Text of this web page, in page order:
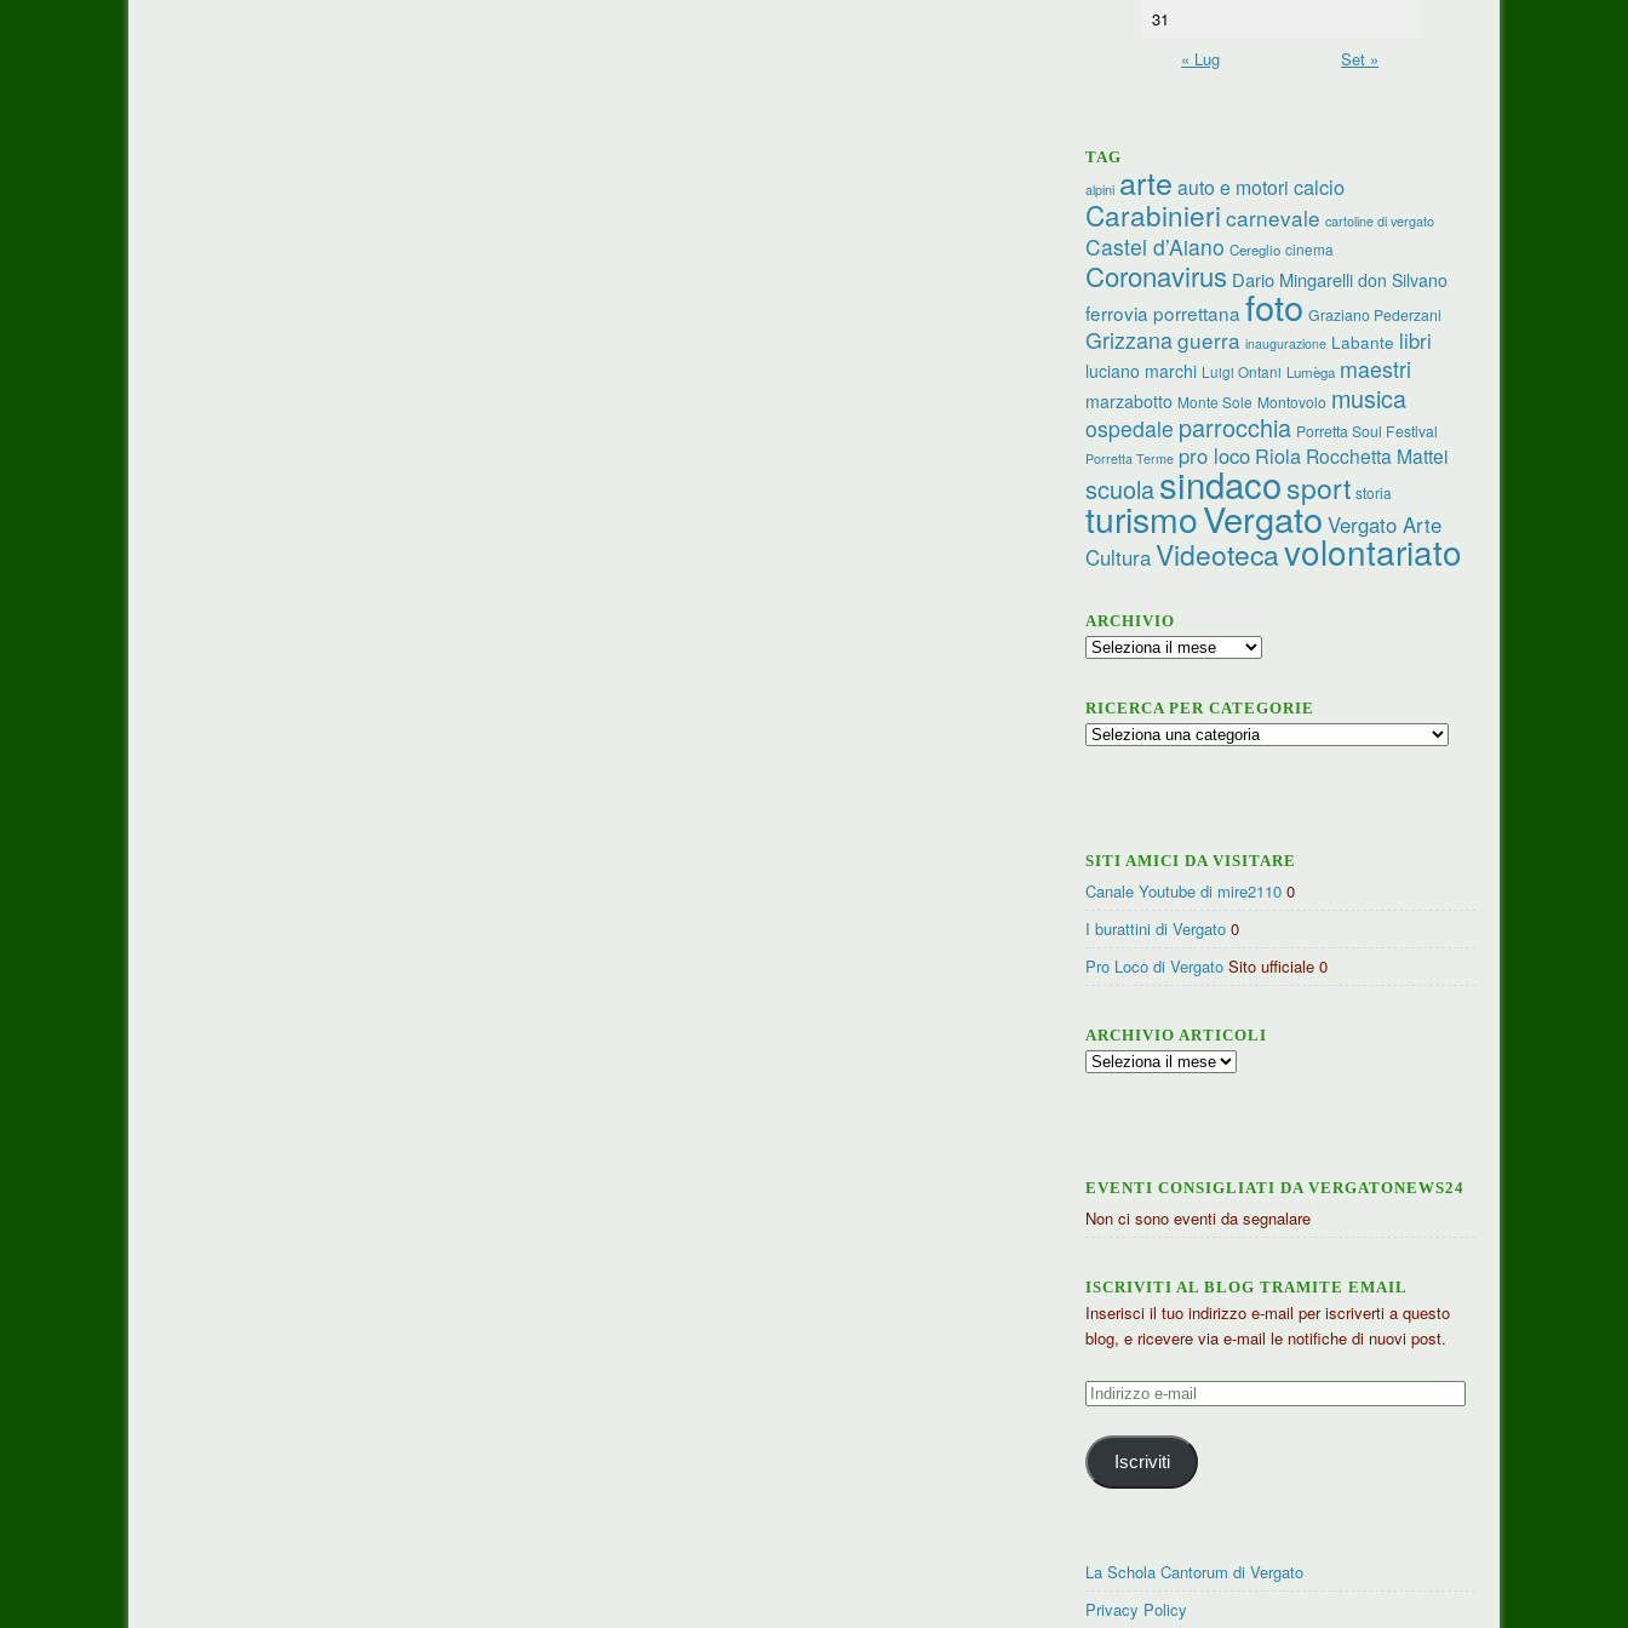
31
« Lug
Set »
TAG
alpini arte auto e motori calcio
Carabinieri carnevale cartoline di vergato
Castel d’Aiano Cereglio cinema
Coronavirus Dario Mingarelli don Silvano
ferrovia porrettana foto Graziano Pederzani
Grizzanaguerra inaugurazione Labante libri
luciano marchi Luigi Ontani Lumèga maestri
marzabotto Monte Sole Montovolo musica
ospedale parrocchia Porretta Soul Festival
Porretta Terme pro loco Riola Rocchetta Mattei
scuolasindacosport storia
turismoVergato Vergato Arte
CulturaVideotecavolontariato
ARCHIVIO
Archivio
RICERCA PER CATEGORIE
Ricerca
SITI AMICI DA VISITARE
Canale Youtube di mire2110 0
I burattini di Vergato 0
Pro Loco di Vergato Sito ufficiale 0
ARCHIVIO ARTICOLI
Archivio
EVENTI CONSIGLIATI DA VERGATONEWS24
Non ci sono eventi da segnalare
ISCRIVITI AL BLOG TRAMITE EMAIL
Inserisci il tuo indirizzo e-mail per iscriverti a questo
blog, e ricevere via e-mail le notifiche di nuovi post.
Indirizzo
mail
Iscriviti
La Schola Cantorum di Vergato
Privacy Policy